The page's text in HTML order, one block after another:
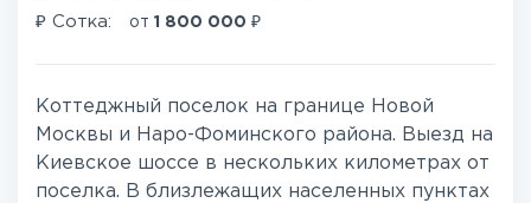
₽ Сотка: от 1 800 000 ₽
Коттеджный поселок на границе Новой
Москвы и Наро-Фоминского района. Выезд на
Киевское шоссе в нескольких километрах от
поселка. В близлежащих населенных пунктах